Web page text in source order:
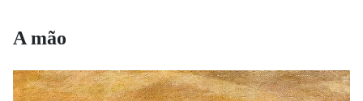
A mão